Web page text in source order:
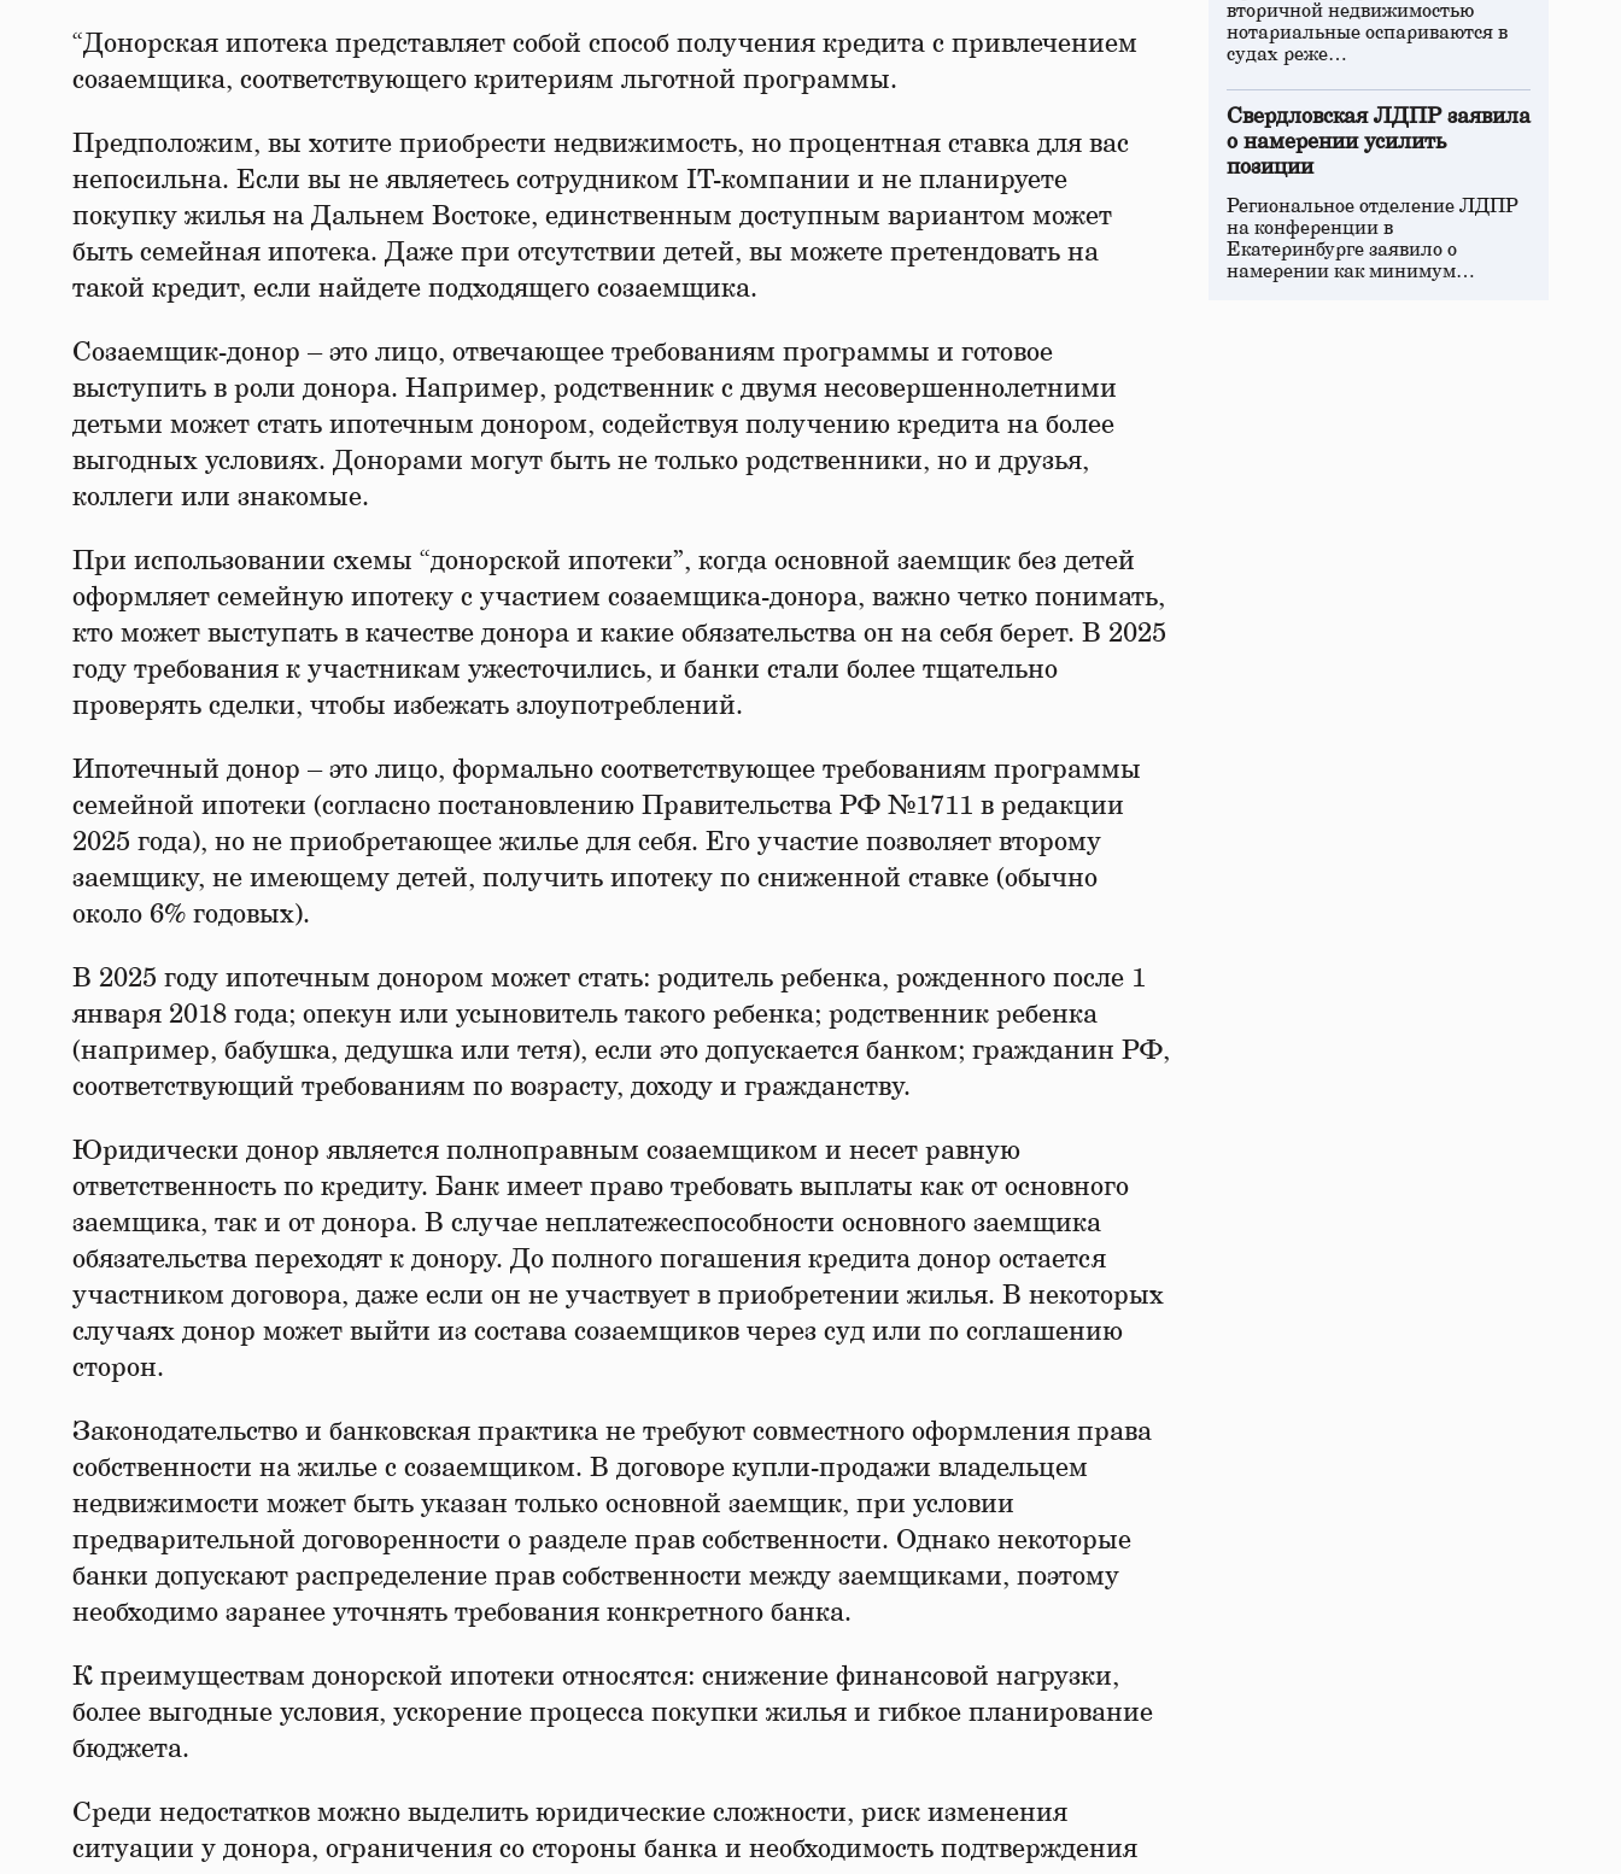
“Донорская ипотека представляет собой способ получения кредита с привлечением
созаемщика, соответствующего критериям льготной программы.
Предположим, вы хотите приобрести недвижимость, но процентная ставка для вас
непосильна. Если вы не являетесь сотрудником IT-компании и не планируете
покупку жилья на Дальнем Востоке, единственным доступным вариантом может
быть семейная ипотека. Даже при отсутствии детей, вы можете претендовать на
такой кредит, если найдете подходящего созаемщика.
Созаемщик-донор – это лицо, отвечающее требованиям программы и готовое
выступить в роли донора. Например, родственник с двумя несовершеннолетними
детьми может стать ипотечным донором, содействуя получению кредита на более
выгодных условиях. Донорами могут быть не только родственники, но и друзья,
коллеги или знакомые.
При использовании схемы “донорской ипотеки”, когда основной заемщик без детей
оформляет семейную ипотеку с участием созаемщика-донора, важно четко понимать,
кто может выступать в качестве донора и какие обязательства он на себя берет. В 2025
году требования к участникам ужесточились, и банки стали более тщательно
проверять сделки, чтобы избежать злоупотреблений.
Ипотечный донор – это лицо, формально соответствующее требованиям программы
семейной ипотеки (согласно постановлению Правительства РФ №1711 в редакции
2025 года), но не приобретающее жилье для себя. Его участие позволяет второму
заемщику, не имеющему детей, получить ипотеку по сниженной ставке (обычно
около 6% годовых).
В 2025 году ипотечным донором может стать: родитель ребенка, рожденного после 1
января 2018 года; опекун или усыновитель такого ребенка; родственник ребенка
(например, бабушка, дедушка или тетя), если это допускается банком; гражданин РФ,
соответствующий требованиям по возрасту, доходу и гражданству.
Юридически донор является полноправным созаемщиком и несет равную
ответственность по кредиту. Банк имеет право требовать выплаты как от основного
заемщика, так и от донора. В случае неплатежеспособности основного заемщика
обязательства переходят к донору. До полного погашения кредита донор остается
участником договора, даже если он не участвует в приобретении жилья. В некоторых
случаях донор может выйти из состава созаемщиков через суд или по соглашению
сторон.
Законодательство и банковская практика не требуют совместного оформления права
собственности на жилье с созаемщиком. В договоре купли-продажи владельцем
недвижимости может быть указан только основной заемщик, при условии
предварительной договоренности о разделе прав собственности. Однако некоторые
банки допускают распределение прав собственности между заемщиками, поэтому
необходимо заранее уточнять требования конкретного банка.
К преимуществам донорской ипотеки относятся: снижение финансовой нагрузки,
более выгодные условия, ускорение процесса покупки жилья и гибкое планирование
бюджета.
Среди недостатков можно выделить юридические сложности, риск изменения
ситуации у донора, ограничения со стороны банка и необходимость подтверждения
вторичной недвижимостью
нотариальные оспариваются в
судах реже…
Свердловская ЛДПР заявила
о намерении усилить
позиции
Региональное отделение ЛДПР
на конференции в
Екатеринбурге заявило о
намерении как минимум…